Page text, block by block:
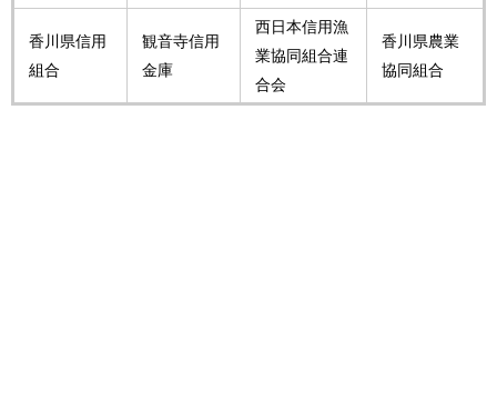
香川県信用
組合
観音寺信用
金庫
西日本信用漁
業協同組合連
合会
香川県農業
協同組合